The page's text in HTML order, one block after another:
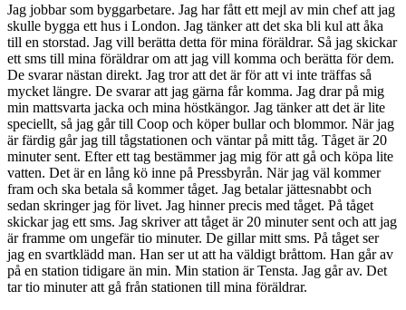
Jag jobbar som byggarbetare. Jag har fått ett mejl av min chef att jag
skulle bygga ett hus i London. Jag tänker att det ska bli kul att åka
till en storstad. Jag vill berätta detta för mina föräldrar. Så jag skickar
ett sms till mina föräldrar om att jag vill komma och berätta för dem.
De svarar nästan direkt. Jag tror att det är för att vi inte träffas så
mycket längre. De svarar att jag gärna får komma. Jag drar på mig
min mattsvarta jacka och mina höstkängor. Jag tänker att det är lite
speciellt, så jag går till Coop och köper bullar och blommor. När jag
är färdig går jag till tågstationen och väntar på mitt tåg. Tåget är 20
minuter sent. Efter ett tag bestämmer jag mig för att gå och köpa lite
vatten. Det är en lång kö inne på Pressbyrån. När jag väl kommer
fram och ska betala så kommer tåget. Jag betalar jättesnabbt och
sedan skringer jag för livet. Jag hinner precis med tåget. På tåget
skickar jag ett sms. Jag skriver att tåget är 20 minuter sent och att jag
är framme om ungefär tio minuter. De gillar mitt sms. På tåget ser
jag en svartklädd man. Han ser ut att ha väldigt bråttom. Han går av
på en station tidigare än min. Min station är Tensta. Jag går av. Det
tar tio minuter att gå från stationen till mina föräldrar.